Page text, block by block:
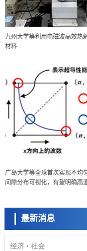
九州大学等利用电磁波高效热
材料
广岛大学等全球首次实现不均
间隙分布可视化，有望明确高
最新消息
日本科研费增设国际共同
展研究
科学研究
开发出300亿年仅误差1秒
基础设施
经济・社会